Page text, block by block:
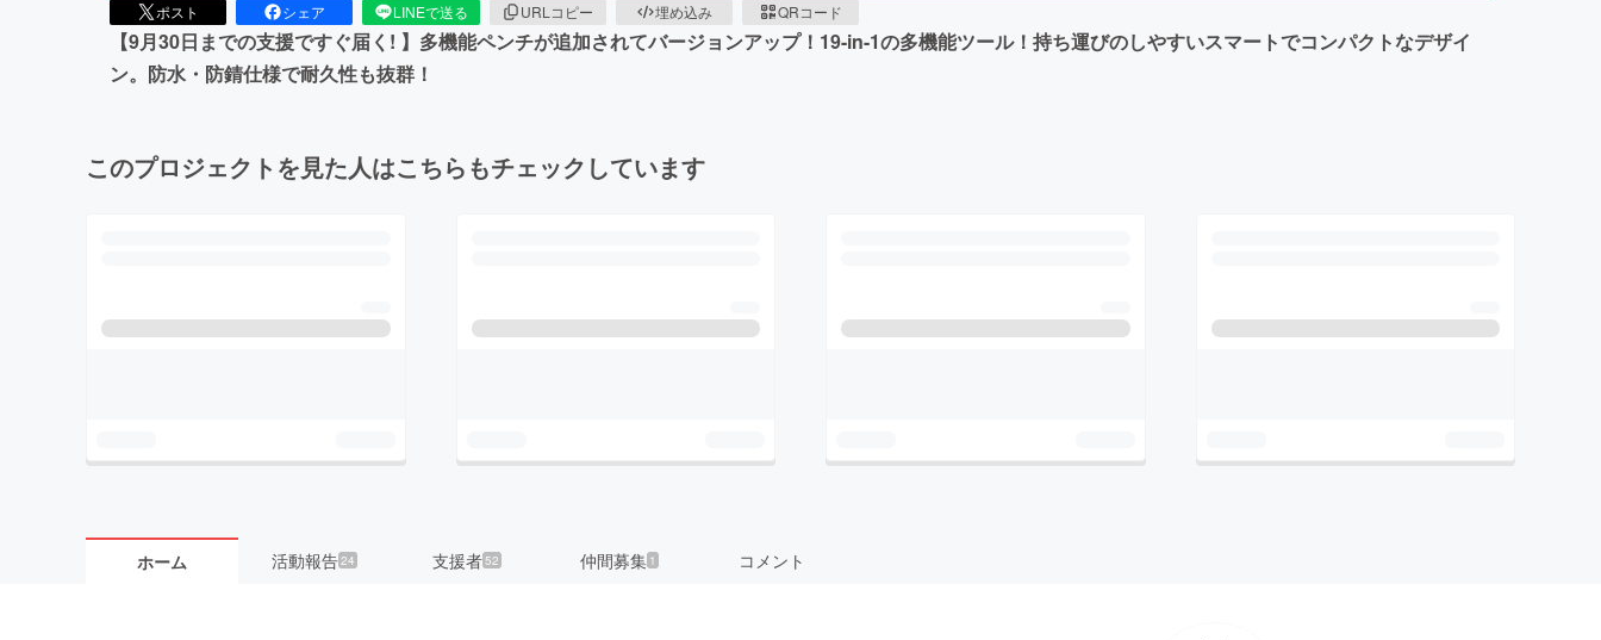
ポスト シェア LINEで送る URLコピー 埋め込み QRコード
【9月30日までの支援ですぐ届く! 】多機能ペンチが追加されてバージョンアップ！19-in-1の多機能ツール！持ち運びのしやすいスマートでコンパクトなデザイ
ン。防水・防錆仕様で耐久性も抜群！
このプロジェクトを見た人はこちらもチェックしています
ホーム 活動報告24 支援者52 仲間募集 1 コメント